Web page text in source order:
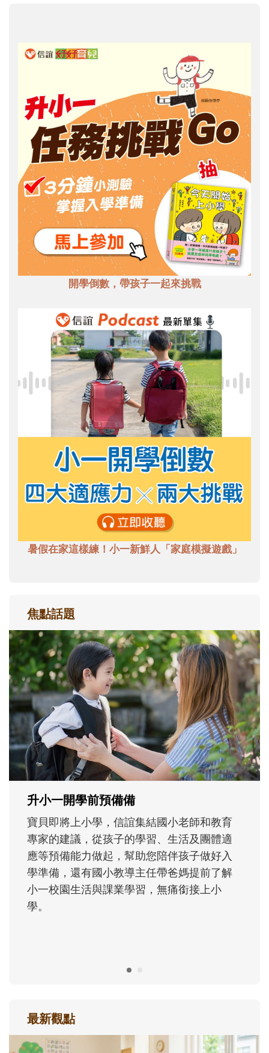
開學倒數，帶孩子一起來挑戰
暑假在家這樣練！小一新鮮人「家庭模擬遊戲」
焦點話題
和孩子一起長大的那個男人│讀懂父親的
不同模樣
沒有人天生就擅長當爸爸！男人總是在一次
次「前所未有」的體驗中，跟著孩子一起長
大。從給予安全感的肢體遊戲，到獨立自
主、角色認同及解決問題的能力養成。爸爸
正嘗試用不同的模樣，參與孩子每個重要的
最新觀點